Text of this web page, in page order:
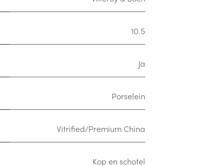
10.5
Ja
Porselein
Vitrified/Premium China
Kop en schotel